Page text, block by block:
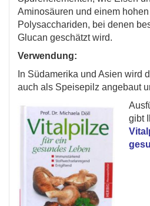
Aminosäuren und einem
Polysacchariden, bei denen
Glucan geschätzt wird.
Verwendung:
In Südamerika und Asien wird
auch als Speisepilz angebaut
gibt